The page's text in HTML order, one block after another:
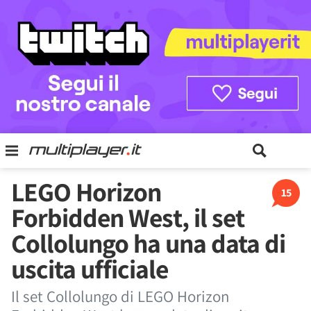
15
LEGO Horizon
Forbidden West, il set
Collolungo ha una data di
uscita ufficiale
Il set Collolungo di LEGO Horizon